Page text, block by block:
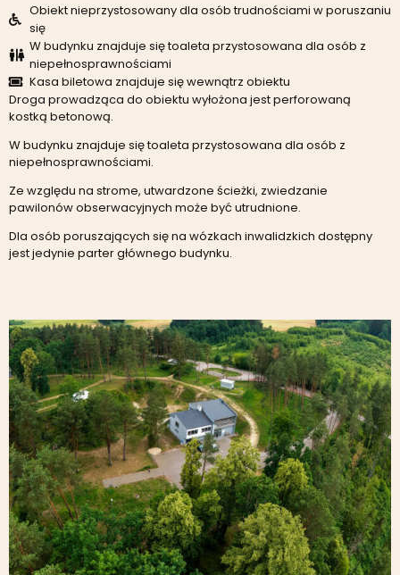
Obiekt nieprzystosowany dla osób trudnościami w poruszaniu
się
W budynku znajduje się toaleta przystosowana dla osób z
niepełnosprawnościami
Kasa biletowa znajduje się wewnątrz obiektu
Droga prowadząca do obiektu wyłożona jest perforowaną
kostką betonową.
W budynku znajduje się toaleta przystosowana dla osób z
niepełnosprawnościami.
Ze względu na strome, utwardzone ścieżki, zwiedzanie
pawilonów obserwacyjnych może być utrudnione.
Dla osób poruszających się na wózkach inwalidzkich dostępny
jest jedynie parter głównego budynku.